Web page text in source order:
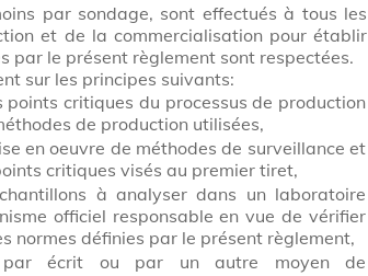
par sondage, sont effectués à tous les
et de la commercialisation pour établir
par le présent règlement sont respectées.
sur les principes suivants:
points critiques du processus de production
de production utilisées,
en oeuvre de méthodes de surveillance et
critiques visés au premier tiret,
à analyser dans un laboratoire
officiel responsable en vue de vérifier
normes définies par le présent règlement,
par écrit ou par un autre moyen de